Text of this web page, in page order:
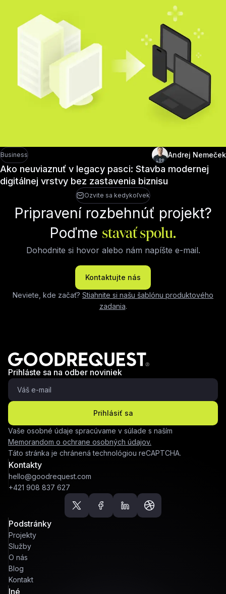
Business Andrej Nemeček
Ako neuviaznuť v legacy pasci: Stavba modernej
digitálnej vrstvy bez zastavenia biznisu
Ozvite sa kedykoľvek
Pripravení rozbehnúť projekt?
Poďmestavať spolu.
Dohodnite si hovor alebo nám napíšte e-mail.
Kontaktujte nás
Neviete, kde začať? Stiahnite si našu šablónu produktového
zadania.
Prihláste sa na odber noviniek
Prihlásiť sa
Vaše osobné údaje spracúvame v súlade s naším
Memorandom o ochrane osobných údajov.
Táto stránka je chránená technológiou reCAPTCHA.
Kontakty
hello@goodrequest.com
+421 908 837 627
Podstránky
Projekty
Služby
O nás
Blog
Kontakt
Iné